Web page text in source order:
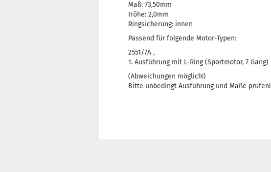
Maß: 73,50mm
Höhe: 2,0mm
Ringsicherung: innen
Passend für folgende Motor-Typen:
2551/7A ,
1. Ausführung mit L-Ring (Sportmotor, 7 Gang)
(Abweichungen möglich!)
Bitte unbedingt Ausführung und Maße prüfen!